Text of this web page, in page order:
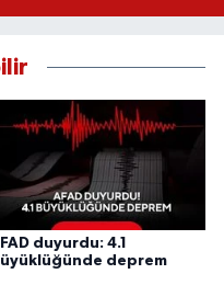
duyurdu: 4.1
deprem